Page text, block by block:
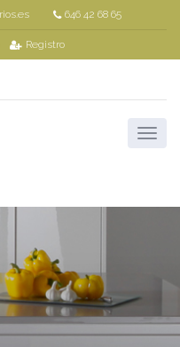
646 42 68 65
Registro